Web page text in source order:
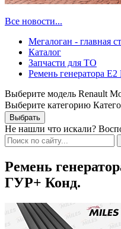
Все новости...
Мегалоган - главная
Каталог
Запчасти для ТО
Ремень генератора
Выберите модель Renault
Выберите категорию
Не нашли что искали?
Ремень
ГУР+ Конд.